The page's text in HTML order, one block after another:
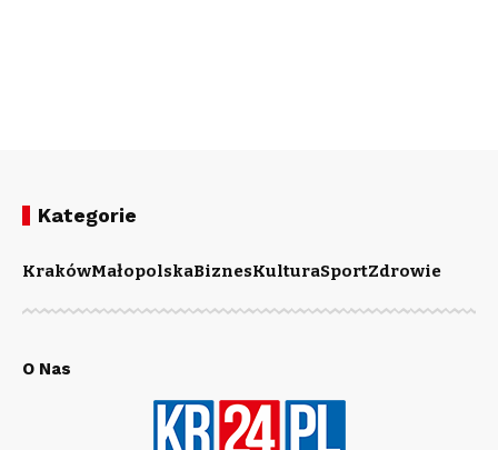
Kategorie
KrakówMałopolskaBiznesKulturaSportZdrowie
O Nas